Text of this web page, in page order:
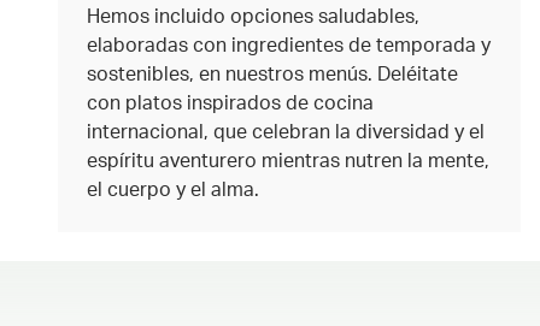
Hemos incluido opciones saludables,
elaboradas con ingredientes de temporada y
sostenibles, en nuestros menús. Deléitate
con platos inspirados de cocina
internacional, que celebran la diversidad y el
espíritu aventurero mientras nutren la mente,
el cuerpo y el alma.